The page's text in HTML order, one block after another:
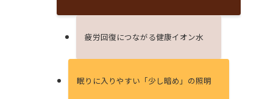
疲労回復につながる健康イオン⽔
眠りに⼊りやすい「少し暗め」の照明